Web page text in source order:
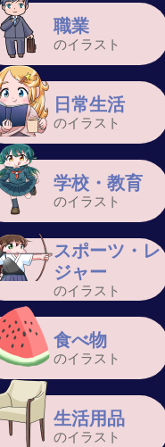
職業
のイラスト
日常生活
のイラスト
学校・教育
のイラスト
スポーツ・レ
ジャー
のイラスト
食べ物
のイラスト
生活用品
のイラスト